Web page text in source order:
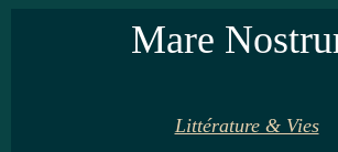
Mare
Littérature & Vies